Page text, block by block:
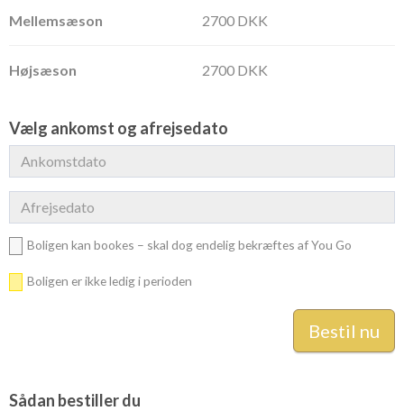
2700 DKK
2700 DKK
Vælg ankomst og afrejsedato
Boligen kan bookes – skal dog endelig bekræftes af You Go
Boligen er ikke ledig i perioden
Sådan bestiller du